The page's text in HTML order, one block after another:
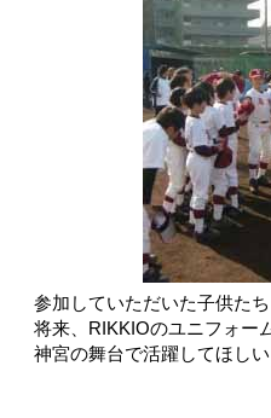
参加していただいた子供た
将来、RIKKIOのユニフォー
神宮の舞台で活躍してほし